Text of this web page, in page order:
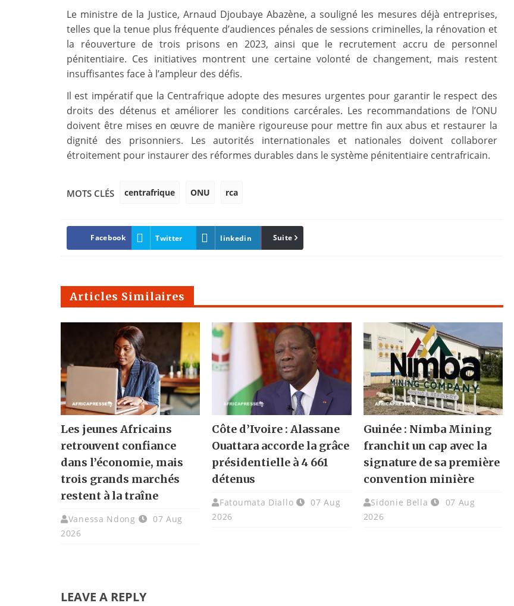
Le ministre de la Justice, Arnaud Djoubaye Abazène, a souligné les mesures déjà entreprises,
telles que la tenue plus fréquente d’audiences pénales de sessions criminelles, la rénovation et
la réouverture de trois prisons en 2023, ainsi que le recrutement accru de personnel
pénitentiaire. Ces initiatives montrent une certaine volonté de changement, mais restent
insuffisantes face à l’ampleur des défis.
Il est impératif que la Centrafrique adopte des mesures urgentes pour garantir le respect des
droits des détenus et améliorer les conditions carcérales. Les recommandations de l’ONU
doivent être mises en œuvre de manière rigoureuse pour mettre fin aux abus et restaurer la
dignité des prisonniers. Les autorités internationales et nationales doivent collaborer
étroitement pour instaurer des réformes durables dans le système pénitentiaire centrafricain.
MOTS CLÉS centrafrique ONU rca
Facebook Twitter linkedin Pinterest
Suite
Articles Similaires
Les jeunes Africains
retrouvent confiance
dans l’économie, mais
trois grands marchés
restent à la traîne
Vanessa Ndong
07 Aug
2026
Côte d’Ivoire : Alassane
Ouattara accorde la grâce
présidentielle à 4 661
détenus
Fatoumata Diallo
07 Aug
2026
Guinée : Nimba Mining
franchit un cap avec la
signature de sa première
convention minière
Sidonie Bella
07 Aug
2026
LEAVE A REPLY